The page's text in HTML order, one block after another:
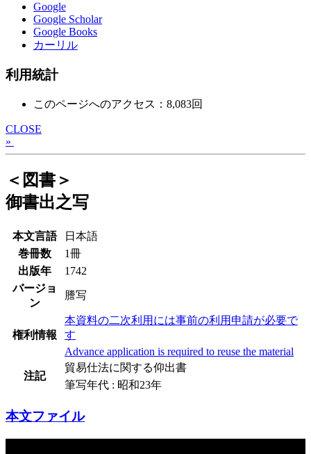
Google
Google Scholar
Google Books
カーリル
利用統計
このページへのアクセス：8,083回
CLOSE
»
＜図書＞
御書出之写
本文言語
日本語
巻冊数
1冊
出版年
1742
バージョ
ン
謄写
権利情報
本資料の二次利用には事前の利用申請が必要で
す
Advance application is required to reuse the material
注記
貿易仕法に関する仰出書
筆写年代 : 昭和23年
本文ファイル